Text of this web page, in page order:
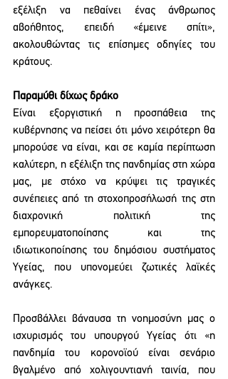
εξέλιξη να πεθαίνει ένας άνθρωπος
αβοήθητος, επειδή «έμεινε σπίτι»,
ακολουθώντας τις επίσημες οδηγίες του
κράτους.
Παραμύθι δίχως δράκο
Είναι εξοργιστική η προσπάθεια της
κυβέρνησης να πείσει ότι μόνο χειρότερη θα
μπορούσε να είναι, και σε καμία περίπτωση
καλύτερη, η εξέλιξη της πανδημίας στη χώρα
μας, με στόχο να κρύψει τις τραγικές
συνέπειες από τη στοχοπροσήλωσή της στη
διαχρονική πολιτική της
εμπορευματοποίησης και της
ιδιωτικοποίησης του δημόσιου συστήματος
Υγείας, που υπονομεύει ζωτικές λαϊκές
ανάγκες.
Προσβάλλει βάναυσα τη νοημοσύνη μας ο
ισχυρισμός του υπουργού Υγείας ότι «η
πανδημία του κορονοϊού είναι σενάριο
βγαλμένο από χολιγουντιανή ταινία, που